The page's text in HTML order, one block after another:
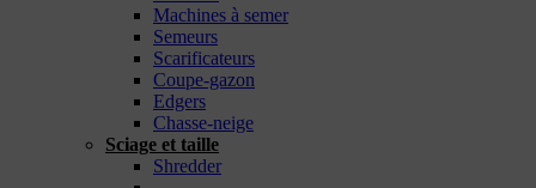
Machines à semer
Semeurs
Scarificateurs
Coupe-gazon
Edgers
Chasse-neige
Sciage et taille
Shredder